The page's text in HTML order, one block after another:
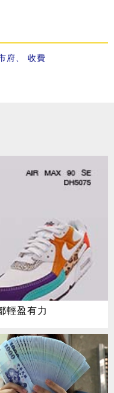
府 收費
輕盈有力